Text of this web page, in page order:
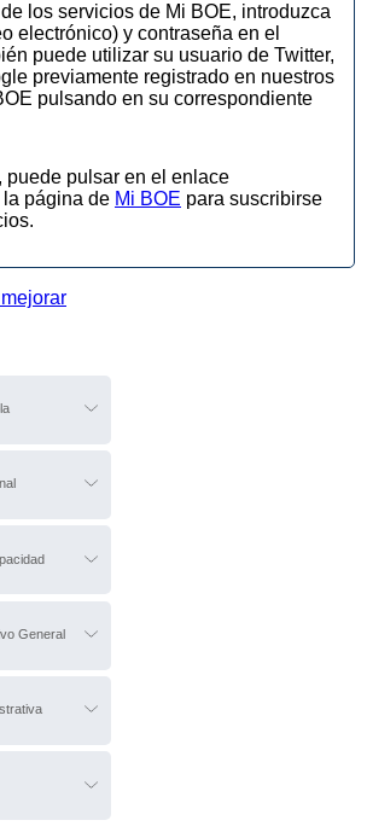
General
los servicios de Mi BOE, introduzca
electrónico) y contraseña en el
puede utilizar su usuario de Twitter,
previamente registrado en nuestros
pulsando en su correspondiente
puede pulsar en el enlace
página de Mi BOE para suscribirse